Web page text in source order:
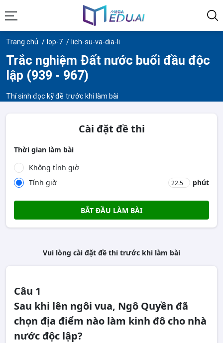
Trang chủ lop-7 lich-su-va-dia-li
Trắc nghiệm Đất nước buổi đầu độc
lập (939 - 967)
Thí sinh đọc kỹ đề trước khi làm bài
Cài đặt đề thi
Thời gian làm bài
Không tính giờ
Tính giờ
phút
BẮT ĐẦU LÀM BÀI
Vui lòng cài đặt đề thi trước khi làm bài
Câu 1
Sau khi lên ngôi vua, Ngô Quyền đã
chọn địa điểm nào làm kinh đô cho nhà
nước độc lập?